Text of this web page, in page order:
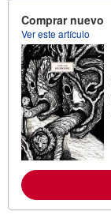
Comprar nuevo
Ver este artículo